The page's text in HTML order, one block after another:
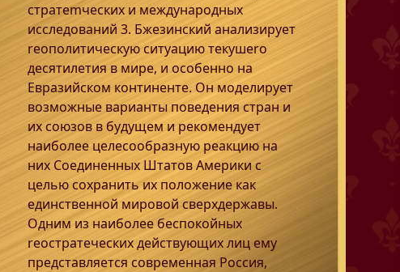
стратеmческих и международных
исследований 3. Бжезинский анализирует
rеополитическую ситуацию текушеrо
десятилетия в мире, и особенно на
Евразийском континенте. Он моделирует
возможные варианты поведения стран и
их союзов в будущем и рекомендует
наиболее целесообразную реакцию на
них Соединенных Штатов Америки с
целью сохранить их положение как
единственной мировой сверхдержавы.
Одним из наиболее беспокойных
rеостратеческих действующих лиц ему
представляется современная Россия,